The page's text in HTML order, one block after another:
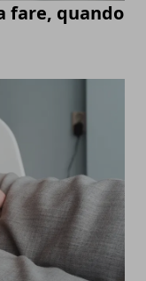
fare, quando